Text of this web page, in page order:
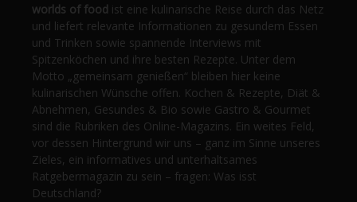
worlds of food ist eine kulinarische Reise durch das Netz
und liefert relevante Informationen zu gesundem Essen
und Trinken sowie spannende Interviews mit
Spitzenköchen und ihre besten Rezepte. Unter dem
Motto „gemeinsam genießen“ bleiben hier keine
kulinarischen Wünsche offen. Kochen & Rezepte, Diät &
Abnehmen, Gesundes & Bio sowie Gastro & Gourmet
sind die Rubriken des Online-Magazins. Ein weites Feld,
vor dessen Hintergrund wir uns – ganz im Sinne unseres
Zieles, ein informatives und unterhaltsames
Ratgebermagazin zu sein – fragen: Was isst
Deutschland?